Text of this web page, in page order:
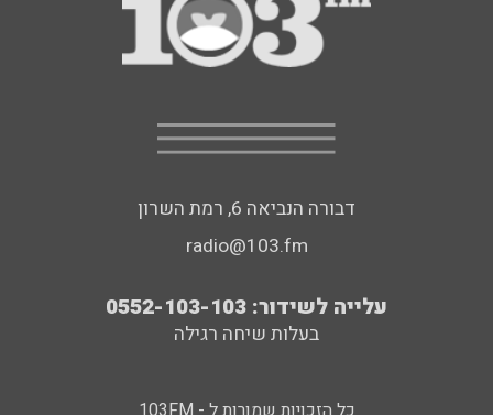
דבורה הנביאה 6, רמת השרון
radio@103.fm
עלייה לשידור: 0552-103-103
בעלות שיחה רגילה